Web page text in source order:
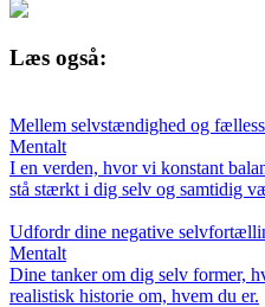
Læs også:
Mellem selvstændighed og
Mentalt
I en verden, hvor vi konstant
stå stærkt i dig selv og samtidig
Udfordr dine negative
Mentalt
Dine tanker om dig selv former,
realistisk historie om, hvem du er.